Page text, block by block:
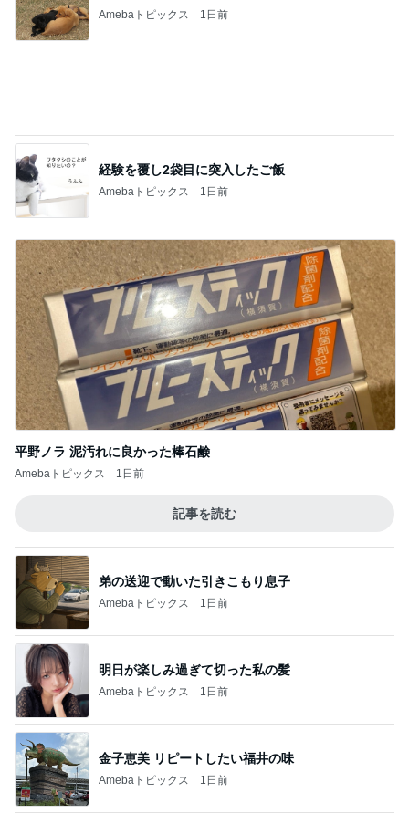
平野ノラ 泥汚れに良かった棒石鹸
Amebaトピックス 1日前
記事を読む
Amebaトピックス 1日前
明日が楽しみ過ぎて切った私の髪
Amebaトピックス 1日前
金子恵美 リピートしたい福井の味
Amebaトピックス 1日前